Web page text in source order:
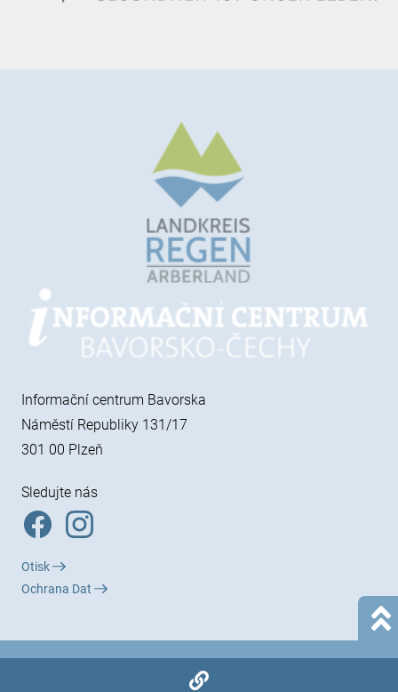
Informační centrum Bavorska
Náměstí Republiky 131/17
301 00 Plzeň
Sledujte nás
Otisk
Ochrana Dat